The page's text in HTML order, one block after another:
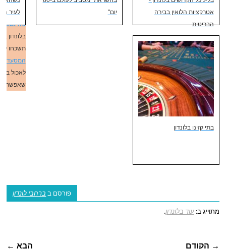
בנוסף,
בלונדון
תשכחו
המסעדות
לאכול
שאפשר
אטרקציות הלואין בבירה
הבריטית
יום"
לעיר
בתי קזינו בלונדון
פורסם ב ברחבי לונדון
מתוייג ב:עוד בלונדון.
→ הקודם הבא ←